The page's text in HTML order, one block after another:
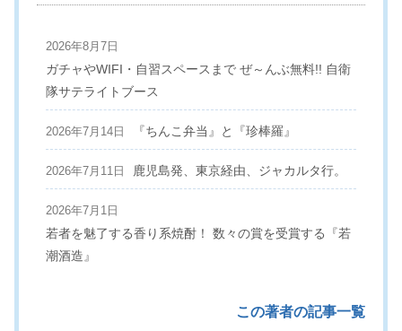
2026年8月7日
ガチャやWIFI・自習スペースまで ぜ～んぶ無料!! 自衛
隊サテライトブース
2026年7月14日 『ちんこ弁当』と『珍棒羅』
2026年7月11日 鹿児島発、東京経由、ジャカルタ行。
2026年7月1日
若者を魅了する香り系焼酎！ 数々の賞を受賞する『若
潮酒造』
この著者の記事一覧